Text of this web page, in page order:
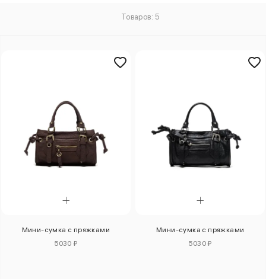
Товаров: 5
Мини-сумка с пряжками
5030 ₽
Мини-сумка с пряжками
5030 ₽